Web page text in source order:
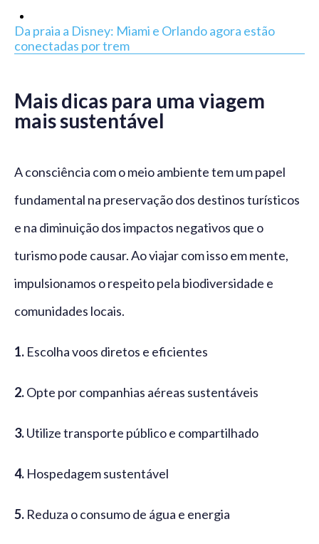
Da praia a Disney: Miami e Orlando agora estão
conectadas por trem
Mais dicas para uma viagem
mais sustentável
A consciência com o meio ambiente tem um papel
fundamental na preservação dos destinos turísticos
e na diminuição dos impactos negativos que o
turismo pode causar. Ao viajar com isso em mente,
impulsionamos o respeito pela biodiversidade e
comunidades locais.
1. Escolha voos diretos e eficientes
2.Opte por companhias aéreas sustentáveis
3.Utilize transporte público e compartilhado
4. Hospedagem sustentável
5. Reduza o consumo de água e energia